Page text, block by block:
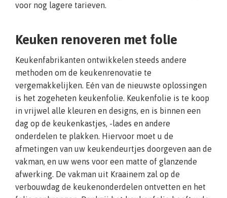
voor nog lagere tarieven.
Keuken renoveren met folie
Keukenfabrikanten ontwikkelen steeds andere
methoden om de keukenrenovatie te
vergemakkelijken. Eén van de nieuwste oplossingen
is het zogeheten keukenfolie. Keukenfolie is te koop
in vrijwel alle kleuren en designs, en is binnen een
dag op de keukenkastjes, -lades en andere
onderdelen te plakken. Hiervoor moet u de
afmetingen van uw keukendeurtjes doorgeven aan de
vakman, en uw wens voor een matte of glanzende
afwerking. De vakman uit Kraainem zal op de
verbouwdag de keukenonderdelen ontvetten en het